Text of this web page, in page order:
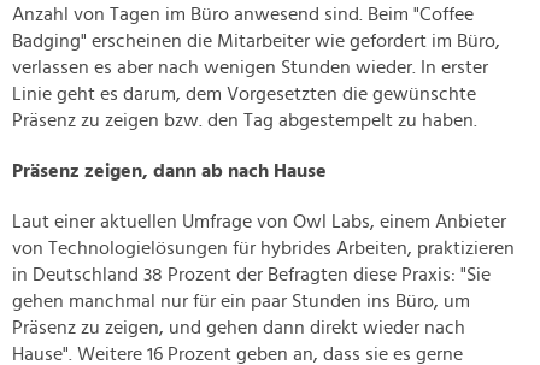
Anzahl von Tagen im Büro anwesend sind. Beim "Coffee
Badging" erscheinen die Mitarbeiter wie gefordert im Büro,
verlassen es aber nach wenigen Stunden wieder. In erster
Linie geht es darum, dem Vorgesetzten die gewünschte
Präsenz zu zeigen bzw. den Tag abgestempelt zu haben.
Präsenz zeigen, dann ab nach Hause
Laut einer aktuellen Umfrage von Owl Labs, einem Anbieter
von Technologielösungen für hybrides Arbeiten, praktizieren
in Deutschland 38 Prozent der Befragten diese Praxis: "Sie
gehen manchmal nur für ein paar Stunden ins Büro, um
Präsenz zu zeigen, und gehen dann direkt wieder nach
Hause". Weitere 16 Prozent geben an, dass sie es gerne